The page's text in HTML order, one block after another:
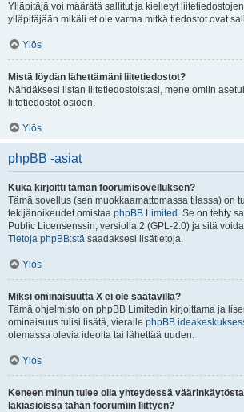
Ylläpitäjä voi määrätä sallitut ja kielletyt
ylläpitäjään mikäli et ole varma mitkä tiedostot ovat
Ylös
Mistä löydän lähettämäni liitetiedostot?
Nähdäksesi listan liitetiedostoistasi, mene omiin
liitetiedostot-osioon.
Ylös
phpBB -asiat
Kuka kirjoitti tämän foorumisovelluksen?
Tämä sovellus (sen muokkaamattomassa tilassa) on
tekijänoikeudet omistaa phpBB Limited . Se on tehty
Public Licensenssin, versiolla 2 (GPL-2.0) ja sitä
Tietoja phpBB:stä saadaksesi lisätietoja.
Ylös
Miksi ominaisuutta X ei ole saatavilla?
Tämä ohjelmisto on phpBB Limitedin kirjoittama ja
ominaisuus tulisi lisätä, vieraile phpBB
olemassa olevia ideoita tai lähettää uuden.
Ylös
Keneen minun tulee olla yhteydessä
lakiasioissa tähän foorumiin liittyen?